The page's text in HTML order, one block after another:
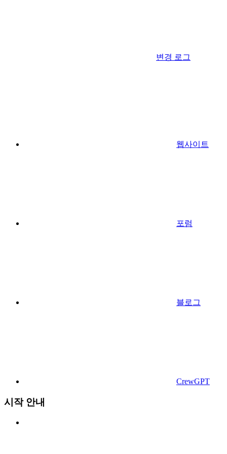
변경 로그
웹사이트
포럼
블로그
CrewGPT
시작 안내